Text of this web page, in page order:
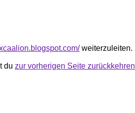
weiterzuleiten.
du zur vorherigen Seite zurückkehren